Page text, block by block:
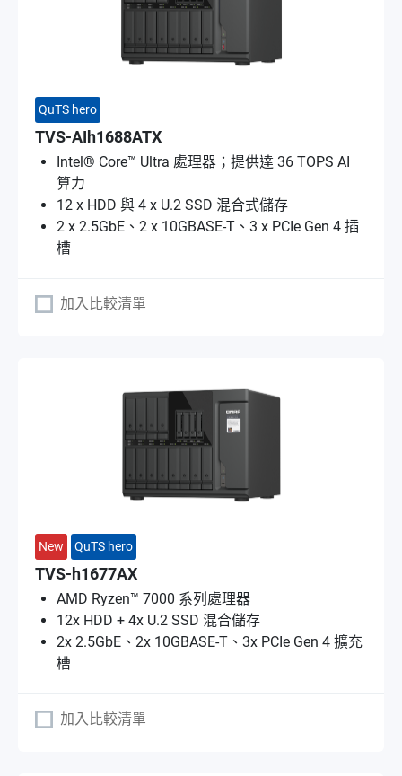
QuTS hero
TVS-AIh1688ATX
Intel® Core™ Ultra 處理器；提供達 36 TOPS AI
算力
12 x HDD 與 4 x U.2 SSD 混合式儲存
2 x 2.5GbE、2 x 10GBASE-T、3 x PCIe Gen 4 插
槽
加入比較清單
New QuTS hero
TVS-h1677AX
AMD Ryzen™ 7000 系列處理器
12x HDD + 4x U.2 SSD 混合儲存
2x 2.5GbE、2x 10GBASE-T、3x PCIe Gen 4 擴充
槽
加入比較清單